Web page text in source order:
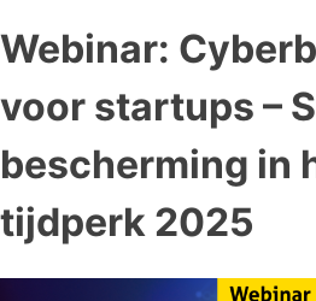
Webinar:
voor startups –
bescherming in
tijdperk 2025